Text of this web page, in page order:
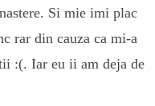
Si mie imi plac
rar din cauza ca mi-a
:(. Iar eu ii am deja de